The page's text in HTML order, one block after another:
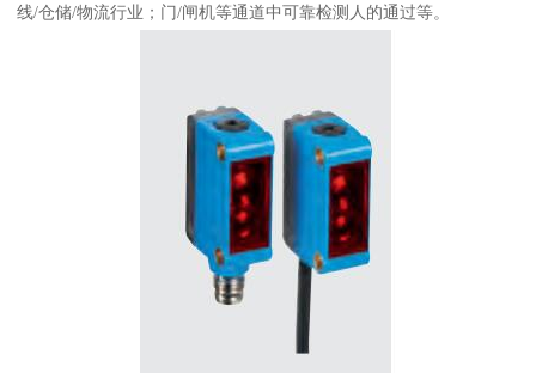
线/仓储/物流行业；门/闸机等通道中可靠检测人的通过等。